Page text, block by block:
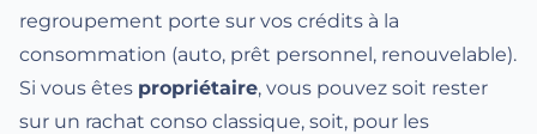
regroupement porte sur vos crédits à la
consommation (auto, prêt personnel, renouvelable).
Si vous êtes propriétaire, vous pouvez soit rester
sur un rachat conso classique, soit, pour les